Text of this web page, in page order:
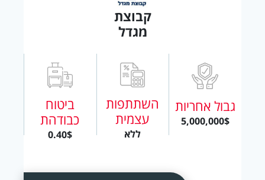
קבוצת
מגדל
גבול אחריות
5,000,000$
השתתפות
עצמית
ללא
ביטוח
כבודהת
0.40$